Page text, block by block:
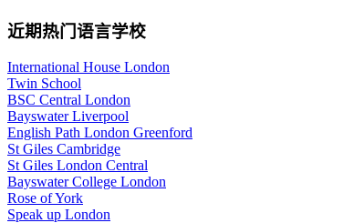
近期热门语言学校
International House London
Twin School
BSC Central London
Bayswater Liverpool
English Path London Greenford
St Giles Cambridge
St Giles London Central
Bayswater College London
Rose of York
Speak up London